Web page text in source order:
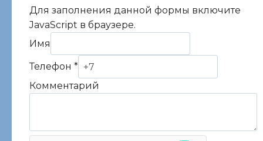
Для заполнения данной формы включите
JavaScript в браузере.
Имя
Комментарий
Телефон
Имя
Телефон *
Комментарий